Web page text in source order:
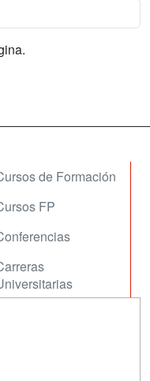
de Formación
FP